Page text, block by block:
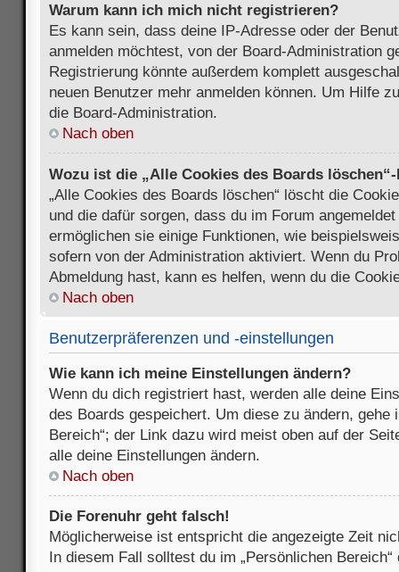
Warum kann ich mich nicht registrieren?
Es kann sein, dass deine IP-Adresse oder der
anmelden möchtest, von der Board-Administration
Registrierung könnte außerdem komplett
neuen Benutzer mehr anmelden können. Um Hilfe
die Board-Administration.
Nach oben
Wozu ist die „Alle Cookies des Boards
„Alle Cookies des Boards löschen“ löscht die
und die dafür sorgen, dass du im Forum
ermöglichen sie einige Funktionen, wie
sofern von der Administration aktiviert. Wenn du
Abmeldung hast, kann es helfen, wenn du die
Nach oben
Benutzerpräferenzen und -einstellungen
Wie kann ich meine Einstellungen ändern?
Wenn du dich registriert hast, werden alle deine
des Boards gespeichert. Um diese zu ändern, gehe
Bereich“; der Link dazu wird meist oben auf der
alle deine Einstellungen ändern.
Nach oben
Die Forenuhr geht falsch!
Möglicherweise ist entspricht die angezeigte Zeit
In diesem Fall solltest du im „Persönlichen